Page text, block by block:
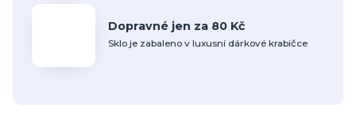
Dopravné jen za 80 Kč
Sklo je zabaleno v luxusní dárkové krabičce